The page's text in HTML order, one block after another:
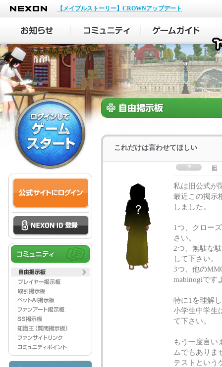
NEXON
【メイプルストーリー】CROWNアップデート
これだけは言わせてほしい
囮
私は旧公式が
最近この掲示
しました。
1つ、クロー
さい。
2つ、無駄な
して下さい。
3つ、他の
mabinogiです
特に1を理解
小学生中学生
て下さい。
もう一度言い
ムでもありま
テストという